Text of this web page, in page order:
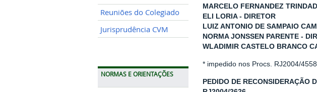
Reuniões do Colegiado
Jurisprudência CVM
NORMAS E ORIENTAÇÕES
MARCELO FERNANDEZ
ELI LORIA - DIRETOR
LUIZ ANTONIO DE SAMPAIO
NORMA JONSSEN PARENTE -
WLADIMIR CASTELO BRANCO
* impedido nos Procs. RJ2004/
PEDIDO DE RECONSIDERAÇÃO